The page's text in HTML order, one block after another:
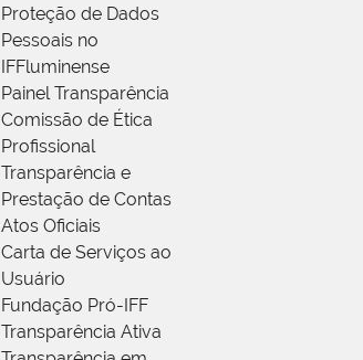
Proteção de Dados
Pessoais no
IFFluminense
Painel Transparência
Comissão de Ética
Profissional
Transparência e
Prestação de Contas
Atos Oficiais
Carta de Serviços ao
Usuário
Fundação Pró-IFF
Transparência Ativa